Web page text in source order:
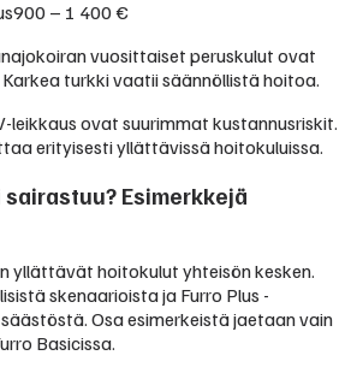
900 – 1 400 €
vuosittaiset peruskulut ovat
turkki vaatii säännöllistä hoitoa.
leikkaus ovat suurimmat kustannusriskit.
erityisesti yllättävissä hoitokuluissa.
Esimerkkejä
yllättävät hoitokulut yhteisön kesken.
skenaarioista ja Furro Plus -
Osa esimerkeistä jaetaan vain
Basicissa.